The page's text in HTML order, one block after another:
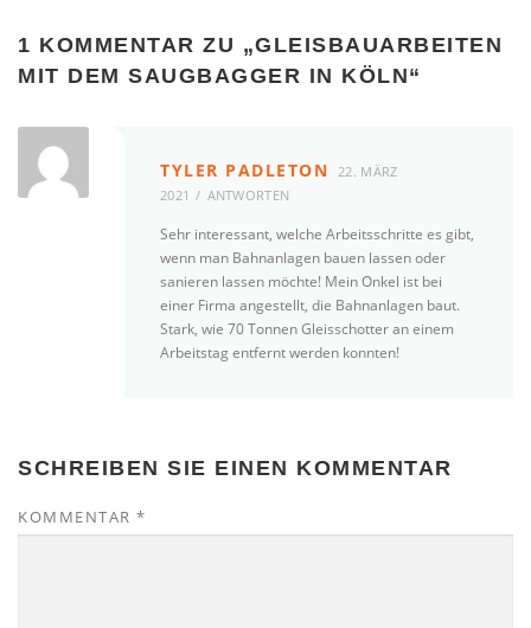
1 KOMMENTAR ZU „GLEISBAUARBEITEN
MIT DEM SAUGBAGGER IN KÖLN“
TYLER PADLETON 22. MÄRZ
2021
ANTWORTEN
Sehr interessant, welche Arbeitsschritte es gibt,
wenn man Bahnanlagen bauen lassen oder
sanieren lassen möchte! Mein Onkel ist bei
einer Firma angestellt, die Bahnanlagen baut.
Stark, wie 70 Tonnen Gleisschotter an einem
Arbeitstag entfernt werden konnten!
SCHREIBEN SIE EINEN KOMMENTAR
KOMMENTAR *